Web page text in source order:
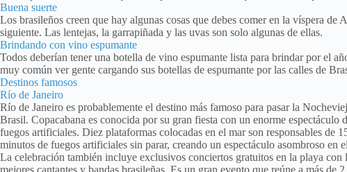
Buena suerte
Los brasileños creen que hay algunas cosas que debes comer en la víspera de
siguiente. Las lentejas, la garrapiñada y las uvas son solo algunas de ellas.
Brindando con vino espumante
Todos deberían tener una botella de vino espumante lista para brindar por el
muy común ver gente cargando sus botellas de espumante por las calles de
Destinos famosos
Río de Janeiro
Río de Janeiro es probablemente el destino más famoso para pasar la
Brasil. Copacabana es conocida por su gran fiesta con un enorme espectáculo
fuegos artificiales. Diez plataformas colocadas en el mar son responsables de
minutos de fuegos artificiales sin parar, creando un espectáculo asombroso en
La celebración también incluye exclusivos conciertos gratuitos en la playa con
mejores cantantes y bandas brasileñas. Es un gran evento que reúne a más de